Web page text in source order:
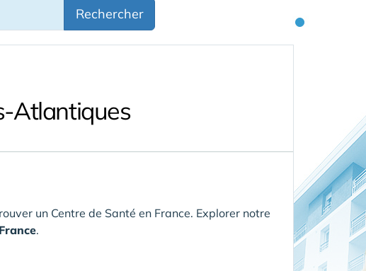
Rechercher
Atlantiques
un Centre de Santé en France. Explorer notre
.